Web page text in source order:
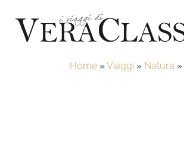
Home »Viaggi » Natura »